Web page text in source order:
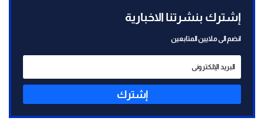
إشترك بنشرتنا الاخبارية
انضم الى ملايين المتابعين
إشترك